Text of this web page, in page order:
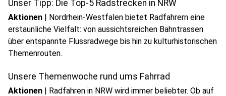
Unser Tipp: Die Top-5 Radstrecken in NRW
Aktionen | Nordrhein-Westfalen bietet Radfahrern eine
erstaunliche Vielfalt: von aussichtsreichen Bahntrassen
über entspannte Flussradwege bis hin zu kulturhistorischen
Themenrouten.
Unsere Themenwoche rund ums Fahrrad
Aktionen | Radfahren in NRW wird immer beliebter. Ob auf